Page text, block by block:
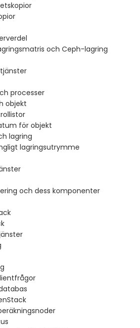
och Ceph-lagring
processer
objekt
för objekt
lagring
lagringsutrymme
och dess komponenter